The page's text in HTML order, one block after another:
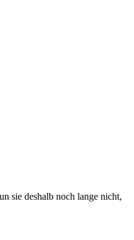
sie deshalb noch lange nicht,